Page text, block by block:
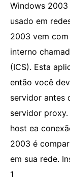
Windows
usado em
2003 vem
interno
(ICS). Esta
então você
servidor antes
servidor
host ea
2003 é
em sua rede.
1